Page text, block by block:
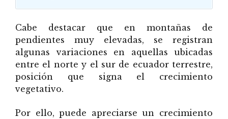
Cabe destacar que en montañas de
pendientes muy elevadas, se registran
algunas variaciones en aquellas ubicadas
entre el norte y el sur de ecuador terrestre,
posición que signa el crecimiento
vegetativo.
Por ello, puede apreciarse un crecimiento